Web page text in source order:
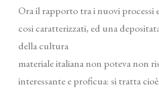
Ora il rapporto tra i nuovi processi
cosi caratterizzati, ed una
della cultura
materiale italiana non poteva non
interessante e proficua: si tratta